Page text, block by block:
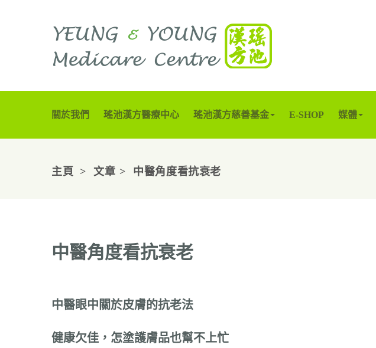
關於我們 瑤池漢方醫療中心 瑤池漢方慈善基金 E-SHOP 媒體
主頁 文章 中醫角度看抗衰老
中醫角度看抗衰老
中醫眼中關於皮膚的抗老法
健康欠佳，怎塗護膚品也幫不上忙